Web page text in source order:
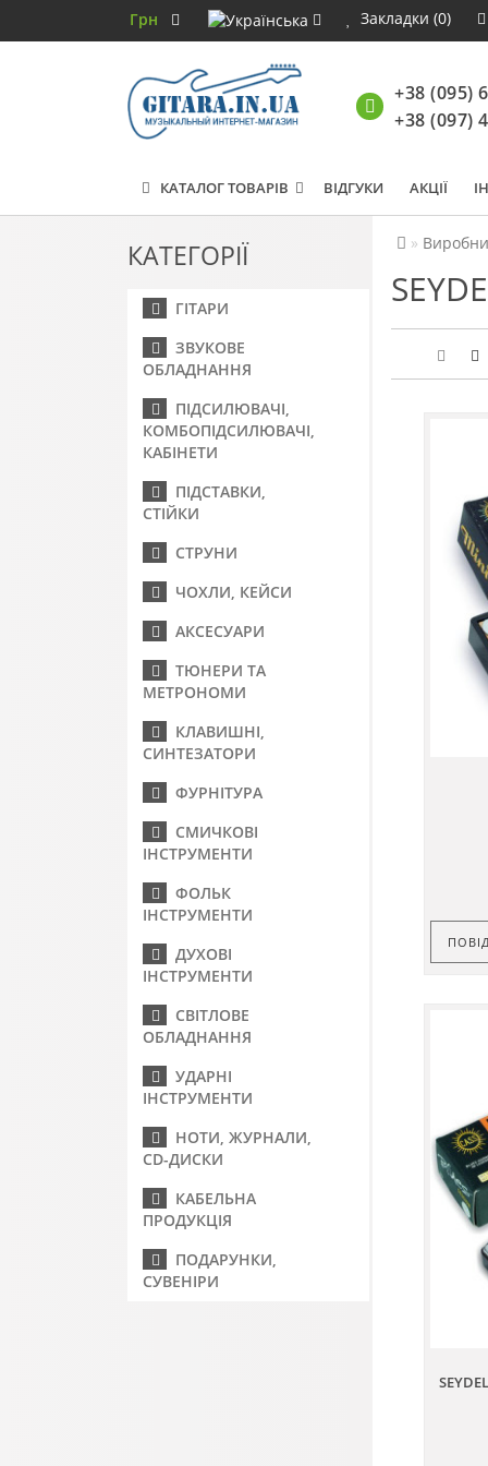
Грн Закладки (0)
+38 (095)
+38 (097)
КАТАЛОГ ТОВАРІВ ВІДГУКИ АКЦІЇ
КАТЕГОРІЇ
ГІТАРИ
ЗВУКОВЕ
ОБЛАДНАННЯ
ПІДСИЛЮВАЧІ,
КОМБОПІДСИЛЮВАЧІ,
КАБІНЕТИ
ПІДСТАВКИ,
СТІЙКИ
СТРУНИ
ЧОХЛИ, КЕЙСИ
АКСЕСУАРИ
ТЮНЕРИ ТА
МЕТРОНОМИ
КЛАВИШНІ,
СИНТЕЗАТОРИ
ФУРНІТУРА
СМИЧКОВІ
ІНСТРУМЕНТИ
ФОЛЬК
ІНСТРУМЕНТИ
ДУХОВІ
ІНСТРУМЕНТИ
СВІТЛОВЕ
ОБЛАДНАННЯ
УДАРНІ
ІНСТРУМЕНТИ
НОТИ, ЖУРНАЛИ,
CD-ДИСКИ
КАБЕЛЬНА
ПРОДУКЦІЯ
ПОДАРУНКИ,
СУВЕНІРИ